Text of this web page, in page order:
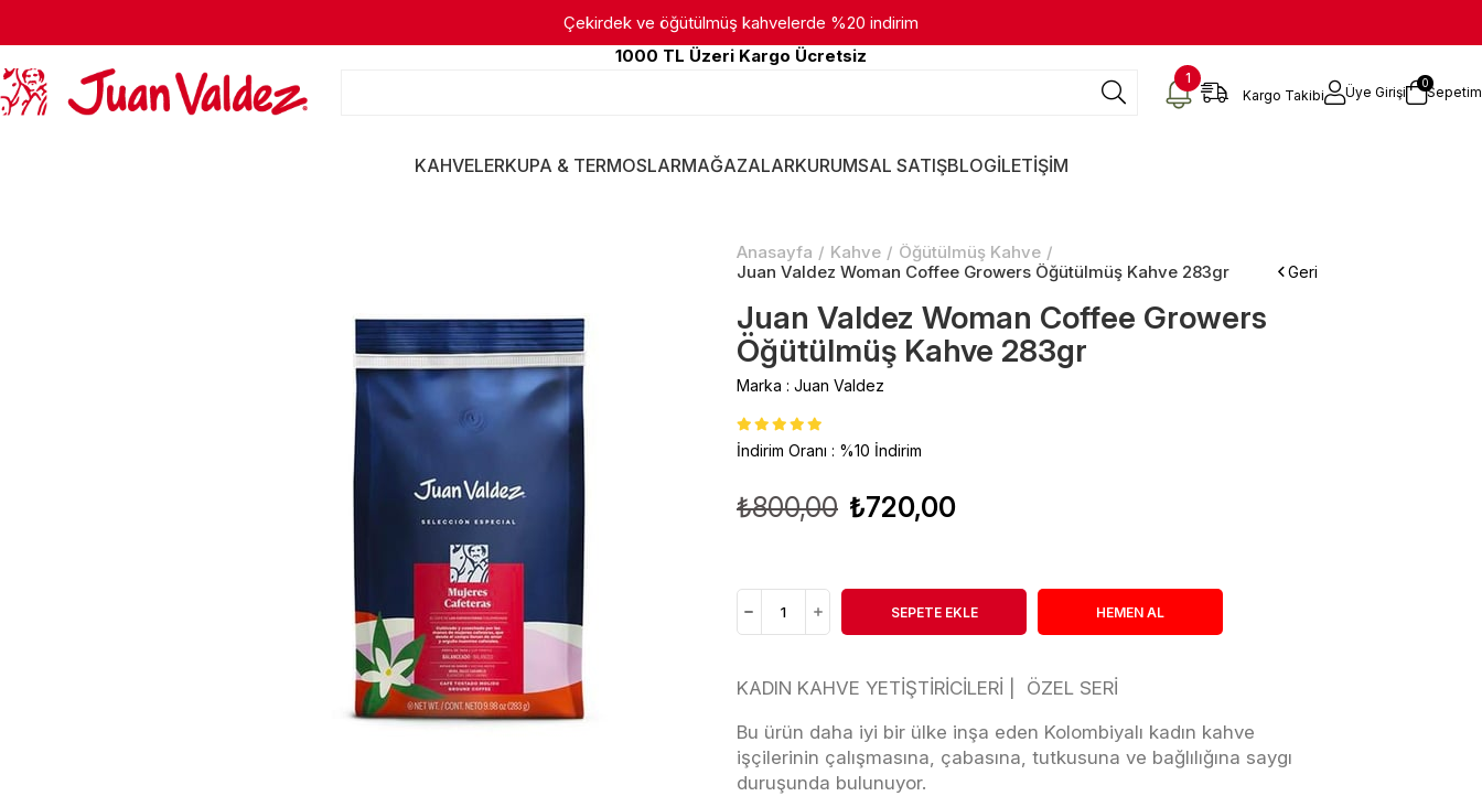
Çekirdek ve öğütülmüş kahvelerde %20 indirim
1000 TL Üzeri Kargo Ücretsiz
1
Kargo Takibi
Üye Girişi Sepetim
0
KAHVELERKUPA & TERMOSLARMAĞAZALARKURUMSAL SATIŞBLOGİLETİŞİM
Anasayfa Kahve
Öğütülmüş Kahve
Juan Valdez Woman Coffee Growers Öğütülmüş Kahve 283gr
Juan Valdez Woman Coffee Growers
Öğütülmüş Kahve 283gr
Marka : Juan Valdez
İndirim Oranı : %10 İndirim
₺800,00 ₺720,00
KADIN KAHVE YETİŞTİRİCİLERİ | ÖZEL SERİ
Bu ürün daha iyi bir ülke inşa eden Kolombiyalı kadın kahve
işçilerinin çalışmasına, çabasına, tutkusuna ve bağlılığına saygı
duruşunda bulunuyor.